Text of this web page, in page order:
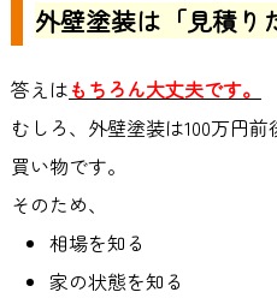
外壁塗装は「見積り
答えはもちろん大丈夫です。
むしろ、外壁塗装は100万円前
買い物です。
そのため、
相場を知る
家の状態を知る